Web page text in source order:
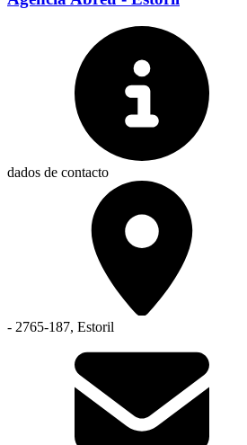
dados de contacto
- 2765-187, Estoril